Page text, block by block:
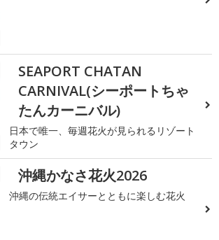
SEAPORT CHATAN
CARNIVAL(シーポートちゃ
たんカーニバル)
日本で唯一、毎週花火が見られるリゾート
タウン
沖縄かなさ花火2026
沖縄の伝統エイサーとともに楽しむ花火